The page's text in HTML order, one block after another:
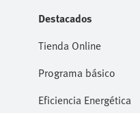
Destacados
Tienda Online
Programa básico
Eficiencia Energética